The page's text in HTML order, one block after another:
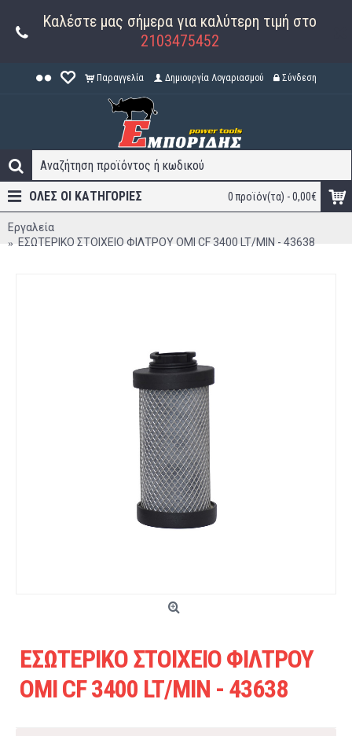
Καλέστε μας σήμερα για καλύτερη τιμή στο
2103475452
Παραγγελία Δημιουργία Λογαριασμού Σύνδεση
0 προϊόν(τα) - 0,00€
ΟΛΕΣ ΟΙ ΚΑΤΗΓΟΡΊΕΣ
Εργαλεία
ΕΣΩΤΕΡΙΚΟ ΣΤΟΙΧΕΙΟ ΦΙΛΤΡΟΥ OMI CF 3400 LT/MIN - 43638
ΕΣΩΤΕΡΙΚΟ ΣΤΟΙΧΕΙΟ ΦΙΛΤΡΟΥ
OMI CF 3400 LT/MIN - 43638